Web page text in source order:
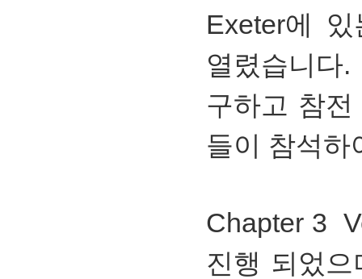
Exeter에
열렸습니
구하고 참
들이 참석
Chapter 3
진행 되었